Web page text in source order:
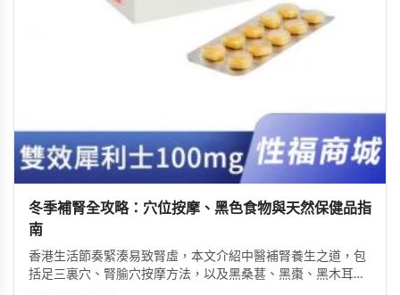
冬季補腎全攻略：穴位按摩、黑色食物與天然保健品指
南
香港生活節奏緊湊易致腎虛，本文介紹中醫補腎養生之道，包
括足三裏穴、腎腧穴按摩方法，以及黑桑葚、黑棗、黑木耳等